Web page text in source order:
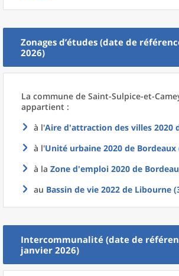
Zonages d’études (date de
2026)
La commune de Saint-Sulpice-et-
appartient :
à l'Aire d'attraction des villes 2020
à l'Unité urbaine 2020 de Bordeaux
à la Zone d'emploi 2020 de
au Bassin de vie 2022 de Libourne
Intercommunalité (date de
janvier 2026)